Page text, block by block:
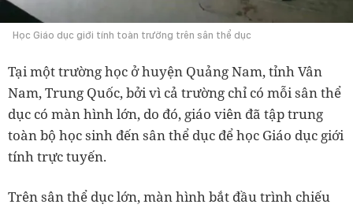
Học Giáo dục giới tính toàn trường trên sân thể dục
Tại một trường học ở huyện Quảng Nam, tỉnh Vân
Nam, Trung Quốc, bởi vì cả trường chỉ có mỗi sân thể
dục có màn hình lớn, do đó, giáo viên đã tập trung
toàn bộ học sinh đến sân thể dục để học Giáo dục giới
tính trực tuyến.
Trên sân thể dục lớn, màn hình bắt đầu trình chiếu